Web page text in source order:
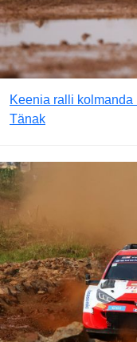
Keenia ralli
Tänak